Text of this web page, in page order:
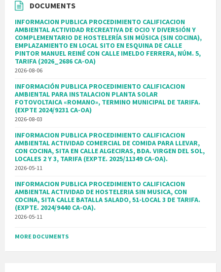
DOCUMENTS
INFORMACION PUBLICA PROCEDIMIENTO CALIFICACION
AMBIENTAL ACTIVIDAD RECREATIVA DE OCIO Y DIVERSIÓN Y
COMPLEMENTARIO DE HOSTELERÍA SIN MÚSICA (SIN COCINA),
EMPLAZAMIENTO EN LOCAL SITO EN ESQUINA DE CALLE
PINTOR MANUEL REINÉ CON CALLE IMELDO FERRERA, NÚM. 5,
TARIFA (2026_2686 CA-OA)
2026-08-06
INFORMACIÓN PUBLICA PROCEDIMIENTO CALIFICACION
AMBIENTAL PARA INSTALACION PLANTA SOLAR
FOTOVOLTAICA «ROMANO», TERMINO MUNICIPAL DE TARIFA.
(EXPTE 2024/9231 CA-OA)
2026-08-03
INFORMACION PUBLICA PROCEDIMIENTO CALIFICACION
AMBIENTAL ACTIVIDAD COMERCIAL DE COMIDA PARA LLEVAR,
CON COCINA, SITA EN CALLE ALGECIRAS, BDA. VIRGEN DEL SOL,
LOCALES 2 Y 3, TARIFA (EXPTE. 2025/11349 CA-OA).
2026-05-11
INFORMACION PUBLICA PROCEDIMIENTO CALIFICACION
AMBIENTAL ACTIVIDAD DE HOSTELERIA SIN MUSICA, CON
COCINA, SITA CALLE BATALLA SALADO, 51-LOCAL 3 DE TARIFA.
(EXPTE. 2024/9440 CA-OA).
2026-05-11
MORE DOCUMENTS